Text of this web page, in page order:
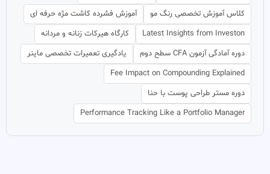
کلاس آموزش تخصصی رنگ مو
آموزش فشرده کاشت مژه حرفه ای
Latest Insights from Investon
کارگاه هیرکات زنانه و مردانه
دوره آمادگی آزمون CFA سطح دوم
یادگیری تعمیرات تخصصی ماینر
Fee Impact on Compounding Explained
دوره مستر طراحی پوست با حنا
Performance Tracking Like a Portfolio Manager